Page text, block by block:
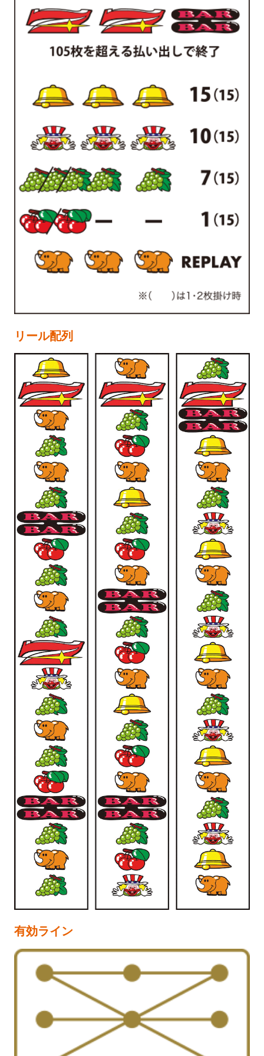
リール配列
有効ライン